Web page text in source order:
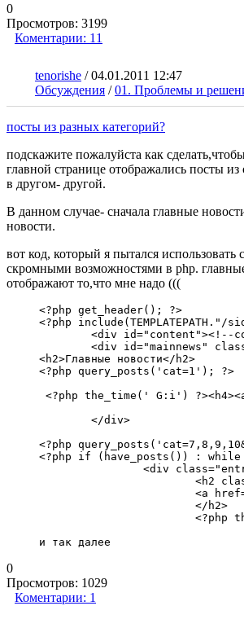
0
Просмотров: 3199
Коментарии: 11
tenorishe /04.01.2011 12:47
Обсуждения /01. Проблемы и
посты из разных категорий?
подскажите пожалуйста как сделать,чтобы в одном месте
главной странице отображались посты из
в другом- другой.
В данном случае- сначала главные
новости.
вот код, который я пытался использовать
скромными возможностями в php.
отображают то,что мне надо (((
<?php get_header(); ?>
<?php include(TEMPLATEPATH."/
<div id="content"><!--
<div id="mainnews"
<h2>Главные новости</h2>
<?php query_posts('cat=1'); ?>
<?php the_time(' G:i')
	</div>
<?php
<?php if (have_posts()) :
<div
<h2
<a href="<?php
			</h2>
<?php
и так далее
0
Просмотров: 1029
Коментарии: 1